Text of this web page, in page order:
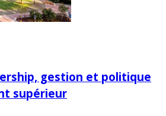
gestion et politique
supérieur